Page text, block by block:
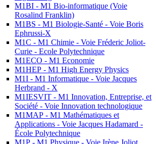
M1BI - M1 Bio-informatique (Voie
Rosalind Franklin)
M1BS - M1 Biologie-Santé - Voie Boris
Ephrussi-X
M1C - M1 Chimie - Voie Fréderic Joliot-
Curie - Ecole Polytechnique
M1ECO - M1 Economie
M1HEP - M1 High Energy Physics
M1I - M1 Informatique - Voie Jacques
Herbrand - X
M1IESVIT - M1 Innovation, Entreprise, et
Société - Voie Innovation technologique
M1MAP - M1 Mathématiques et
Applications - Voie Jacques Hadamard -
École Polytechnique
M1P - M1 Physique - Voie Irène Joliot